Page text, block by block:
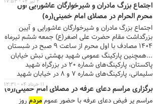
پس از این فاجعه پرداخته است؛ مردمی که با هدایت
آیت‌الله نوری همدانی نماز جمعه را بلافاصله پس از
بمباران برگزار کردند و با کمک به مجروحان، تشییع شهدا
و برگزاری مراسم خاکسپاری، صحنه‌هایی ماندگار از
مقاومت را رقم زدند. ...
پارکینگ عمومی شهید بهشتی نبش خیابان پاکستان،
پارکینگ‌های شماره ۲۰ در بزرگراه شهید سلیمانی،
پارکینگ‌های شماره ۷ و ۸ در خیابان شهید قنبرزاده و
پارکینگ چهل‌سرا برای خدمات‌رسانی به عموممردمدر
نظر گرفته شده است. ...
اجتماع بزرگ مادران و شیرخوارگان عاشورایی اول
محرم الحرام در مصلای امام خمینی(ره)
اجتماع بزرگ مادران و شیرخوارگان عاشورایی و آیین
بزرگداشت مقام حضرت علی اصغر(ع) جمعه ششم تیرماه
1404 مصادف با اول محرم از ساعت 9 صبح در شبستان
مصلای امام خمینی(ره) تهران برگزار می‌شود
...همچنین پارکینگ عمومی شهید بهشتی نبش خیابان
پاکستان، پارکینگ‌های شماره ۲۰ در بزرگراه شهید
سلیمانی، پارکینگ‌های شماره ۷ و ۸ در خیابان شهید
قنبرزاده و پارکینگ چهل‌سرا برای خدمات‌رسانی به عموم
مردمدر نظر گرفته شده است. خبرنگاران و عکاسان
خانم برای پوشش این مراسم می‌توانند با شماره تلفن
برگزاری مراسم دعای عرفه در مصلای امام خمینی(ره)
مراسم پر فیض دعای عرفه با حضور عموممردمروز
۱۱ خرداد ۰۴ - ۱۲:۳۱